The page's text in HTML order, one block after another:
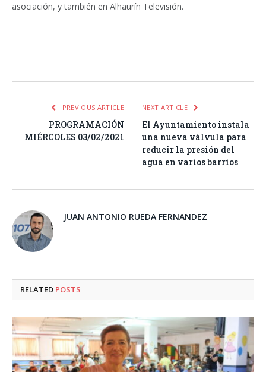
asociación, y también en Alhaurín Televisión.
PREVIOUS ARTICLE
PROGRAMACIÓN
MIÉRCOLES 03/02/2021
NEXT ARTICLE
El Ayuntamiento instala
una nueva válvula para
reducir la presión del
agua en varios barrios
JUAN ANTONIO RUEDA FERNANDEZ
RELATED POSTS